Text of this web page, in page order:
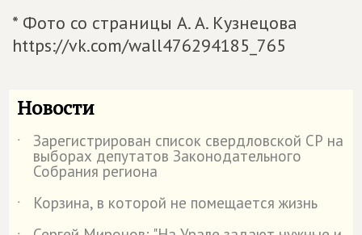
* Фото со страницы А. А. Кузнецова
https://vk.com/wall476294185_765
Новости
˙ Зарегистрирован список свердловской СР на
выборах депутатов Законодательного
Собрания региона
˙
Корзина, в которой не помещается жизнь